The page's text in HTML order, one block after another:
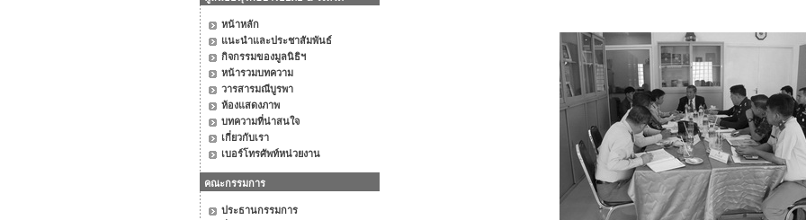
หน้าหลัก
แนะนำและประชาสัมพันธ์
กิจกรรมของมูลนิธิฯ
หน้ารวมบทความ
วารสารมณีบูรพา
ห้องแสดงภาพ
บทความที่น่าสนใจ
เกี่ยวกับเรา
เบอร์โทรศัพท์หน่วยงาน
คณะกรรมการ
ประธานกรรมการ